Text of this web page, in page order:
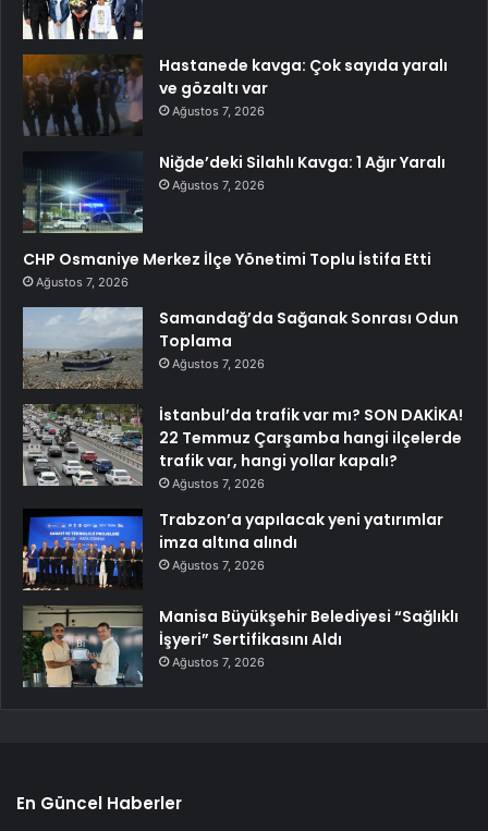
Hastanede kavga: Çok sayıda yaralı
ve gözaltı var
Ağustos 7, 2026
Niğde’deki Silahlı Kavga: 1 Ağır Yaralı
Ağustos 7, 2026
CHP Osmaniye Merkez İlçe Yönetimi Toplu İstifa Etti
Ağustos 7, 2026
Samandağ’da Sağanak Sonrası Odun
Toplama
Ağustos 7, 2026
İstanbul’da trafik var mı? SON DAKİKA!
22 Temmuz Çarşamba hangi ilçelerde
trafik var, hangi yollar kapalı?
Ağustos 7, 2026
Trabzon’a yapılacak yeni yatırımlar
imza altına alındı
Ağustos 7, 2026
Manisa Büyükşehir Belediyesi “Sağlıklı
İşyeri” Sertifikasını Aldı
Ağustos 7, 2026
En Güncel Haberler